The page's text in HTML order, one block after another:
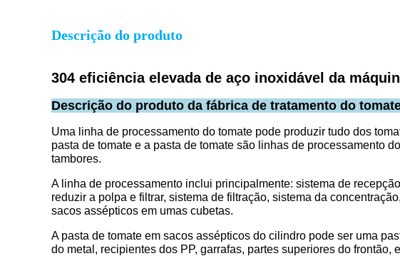
Descrição do produto
304 eficiência elevada de aço inoxidável da
Descrição do produto da fábrica de tratamento do
Uma linha de processamento do tomate pode produzir tudo dos
pasta de tomate e a pasta de tomate são linhas de processamento
tambores.
A linha de processamento inclui principalmente: sistema de
reduzir a polpa e filtrar, sistema de filtração, sistema da
sacos assépticos em umas cubetas.
A pasta de tomate em sacos assépticos do cilindro pode ser uma
do metal, recipientes dos PP, garrafas, partes superiores do frontão,